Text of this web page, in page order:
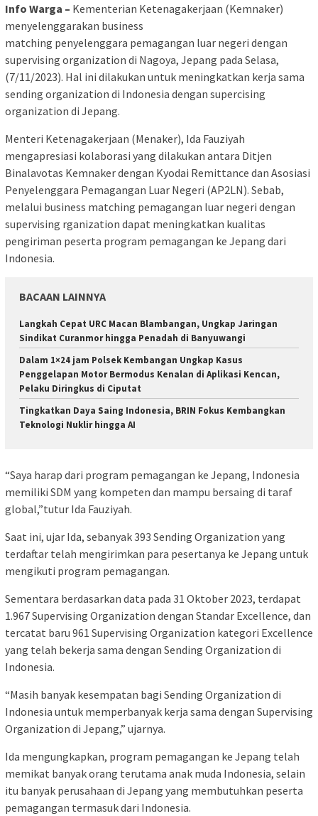
Info Warga – Kementerian Ketenagakerjaan (Kemnaker)
menyelenggarakan business
matching penyelenggara pemagangan luar negeri dengan
supervising organization di Nagoya, Jepang pada Selasa,
(7/11/2023). Hal ini dilakukan untuk meningkatkan kerja sama
sending organization di Indonesia dengan supercising
organization di Jepang.
Menteri Ketenagakerjaan (Menaker), Ida Fauziyah
mengapresiasi kolaborasi yang dilakukan antara Ditjen
Binalavotas Kemnaker dengan Kyodai Remittance dan Asosiasi
Penyelenggara Pemagangan Luar Negeri (AP2LN). Sebab,
melalui business matching pemagangan luar negeri dengan
supervising rganization dapat meningkatkan kualitas
pengiriman peserta program pemagangan ke Jepang dari
Indonesia.
BACAAN LAINNYA
Langkah Cepat URC Macan Blambangan, Ungkap Jaringan
Sindikat Curanmor hingga Penadah di Banyuwangi
Dalam 1×24 jam Polsek Kembangan Ungkap Kasus
Penggelapan Motor Bermodus Kenalan di Aplikasi Kencan,
Pelaku Diringkus di Ciputat
Tingkatkan Daya Saing Indonesia, BRIN Fokus Kembangkan
Teknologi Nuklir hingga AI
“Saya harap dari program pemagangan ke Jepang, Indonesia
memiliki SDM yang kompeten dan mampu bersaing di taraf
global,”tutur Ida Fauziyah.
Saat ini, ujar Ida, sebanyak 393 Sending Organization yang
terdaftar telah mengirimkan para pesertanya ke Jepang untuk
mengikuti program pemagangan.
Sementara berdasarkan data pada 31 Oktober 2023, terdapat
1.967 Supervising Organization dengan Standar Excellence, dan
tercatat baru 961 Supervising Organization kategori Excellence
yang telah bekerja sama dengan Sending Organization di
Indonesia.
“Masih banyak kesempatan bagi Sending Organization di
Indonesia untuk memperbanyak kerja sama dengan Supervising
Organization di Jepang,” ujarnya.
Ida mengungkapkan, program pemagangan ke Jepang telah
memikat banyak orang terutama anak muda Indonesia, selain
itu banyak perusahaan di Jepang yang membutuhkan peserta
pemagangan termasuk dari Indonesia.